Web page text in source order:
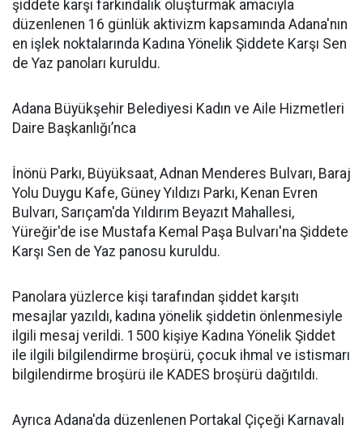
şiddete karşı farkındalık oluşturmak amacıyla
düzenlenen 16 günlük aktivizm kapsamında Adana'nın
en işlek noktalarında Kadına Yönelik Şiddete Karşı Sen
de Yaz panoları kuruldu.
Adana Büyükşehir Belediyesi Kadın ve Aile Hizmetleri
Daire Başkanlığı’nca
İnönü Parkı, Büyüksaat, Adnan Menderes Bulvarı, Baraj
Yolu Duygu Kafe, Güney Yıldızı Parkı, Kenan Evren
Bulvarı, Sarıçam'da Yıldırım Beyazıt Mahallesi,
Yüreğir'de ise Mustafa Kemal Paşa Bulvarı'na Şiddete
Karşı Sen de Yaz panosu kuruldu.
Panolara yüzlerce kişi tarafından şiddet karşıtı
mesajlar yazıldı, kadına yönelik şiddetin önlenmesiyle
ilgili mesaj verildi. 1500 kişiye Kadına Yönelik Şiddet
ile ilgili bilgilendirme broşürü, çocuk ihmal ve istismarı
bilgilendirme broşürü ile KADES broşürü dağıtıldı.
Ayrıca Adana'da düzenlenen Portakal Çiçeği Karnavalı